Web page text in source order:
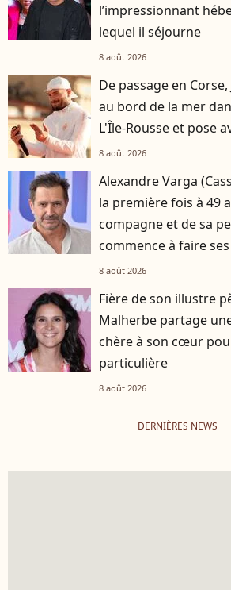
l’impressionnant
lequel il séjourne
8 août 2026
De passage en
au bord de la mer
L'Île-Rousse et pose
8 août 2026
Alexandre Varga
la première fois à 49
compagne et de sa
commence à faire
8 août 2026
Fière de son illustre
Malherbe partage
chère à son cœur
particulière
8 août 2026
DERNIÈRES NEWS